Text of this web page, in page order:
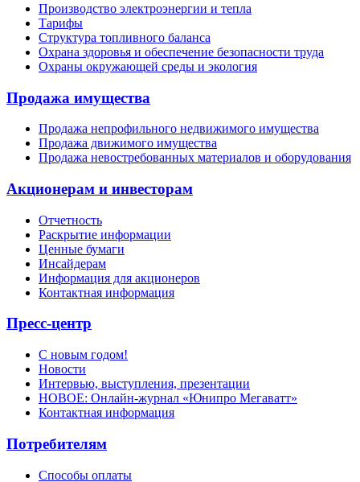
Производство электроэнергии и тепла
Тарифы
Структура топливного баланса
Охрана здоровья и обеспечение безопасности труда
Охраны окружающей среды и экология
Продажа имущества
Продажа непрофильного недвижимого имущества
Продажа движимого имущества
Продажа невостребованных материалов и оборудования
Акционерам и инвесторам
Отчетность
Раскрытие информации
Ценные бумаги
Инсайдерам
Информация для акционеров
Контактная информация
Пресс-центр
С новым годом!
Новости
Интервью, выступления, презентации
НОВОЕ: Онлайн-журнал «Юнипро Мегаватт»
Контактная информация
Потребителям
Способы оплаты